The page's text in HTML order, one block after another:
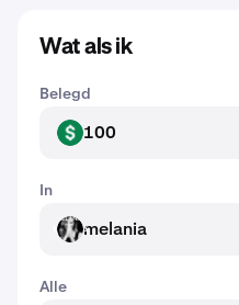
Wat als ik
Belegd
USD 100
In
MELANIAmelania
Alle